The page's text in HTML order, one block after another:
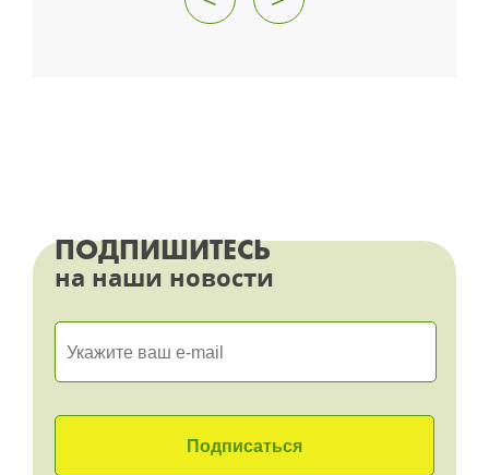
ПОДПИШИТЕСЬ
на наши новости